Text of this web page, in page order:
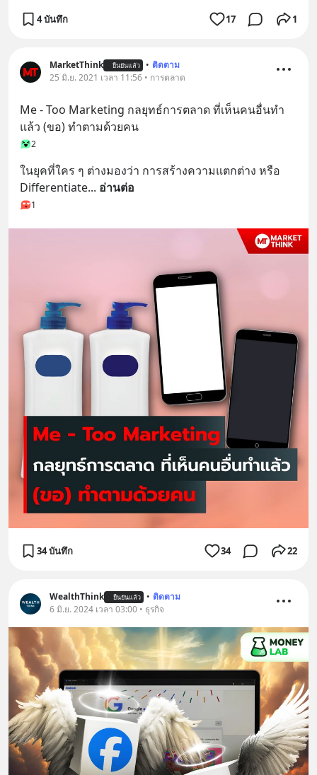
4 บันทึก 17 1
MarketThink ยืนยันแล้ว • ติดตาม
25 มิ.ย. 2021 เวลา 11:56 • การตลาด
Me - Too Marketing กลยุทธ์การตลาด ที่เห็นคนอื่นทำ
แล้ว (ขอ) ทำตามด้วยคน
2
ในยุคที่ใคร ๆ ต่างมองว่า การสร้างความแตกต่าง หรือ
Differentiate... อ่านต่อ
1
34 บันทึก 34 22
WealthThink ยืนยันแล้ว • ติดตาม
6 มิ.ย. 2024 เวลา 03:00 • ธุรกิจ